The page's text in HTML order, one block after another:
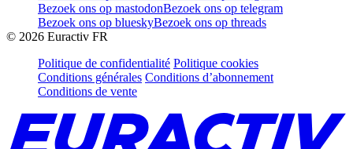
Bezoek ons op mastodonBezoek ons op telegram
Bezoek ons op blueskyBezoek ons op threads
© 2026 Euractiv FR
Politique de confidentialité Politique cookies
Conditions générales Conditions d’abonnement
Conditions de vente